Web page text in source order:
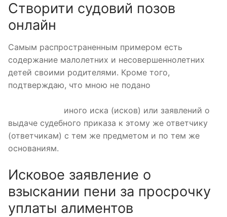
Створити судовий позов
онлайн
Самым распространенным примером есть
содержание малолетних и несовершеннолетних
детей своими родителями. Кроме того,
подтверждаю, что мною не подано
иного иска (исков) или заявлений о
выдаче судебного приказа к этому же ответчику
(ответчикам) с тем же предметом и по тем же
основаниям.
Исковое заявление о
взыскании пени за просрочку
уплаты алиментов